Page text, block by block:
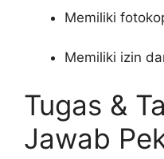
Memiliki
Memiliki izin
Tugas &
Jawab